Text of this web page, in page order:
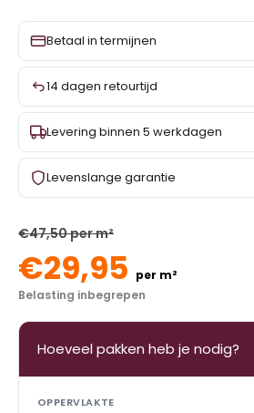
Betaal in termijnen
14 dagen retourtijd
Levering binnen 5 werkdagen
Levenslange garantie
€47,50 per m²
€29,95 per m²
Belasting inbegrepen
Hoeveel pakken heb je nodig?
OPPERVLAKTE